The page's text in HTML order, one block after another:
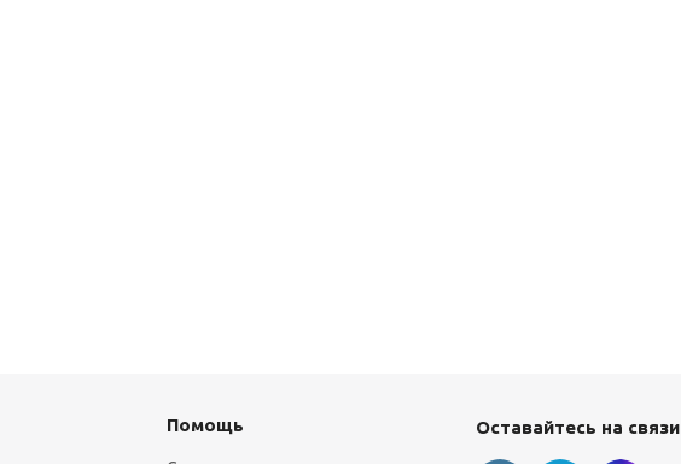
Помощь Оставайтесь на связи